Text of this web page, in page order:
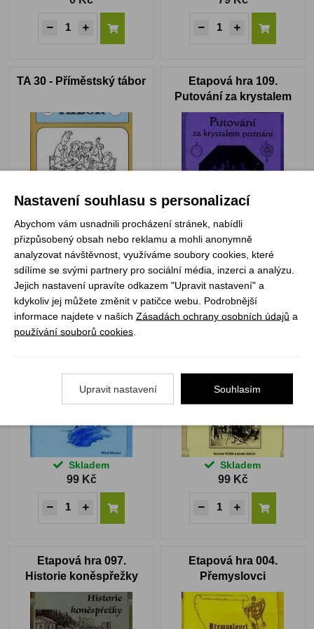
TA 30 - Příměstský tábor
Skladem
0 Kč
Etapová hra 109.
Putování za krystalem
poznání
Skladem
99 Kč
Etapová hra 108. Rytíři
polárních moří
Skladem
99 Kč
Etapová hra 043 - 044. U
Skladem
99 Kč
Etapová hra 097.
Historie koněspřežky
Etapová hra 004.
Přemyslovci
Nastavení souhlasu s personalizací
Abychom vám usnadnili procházení stránek, nabídli
přizpůsobený obsah nebo reklamu a mohli anonymně
analyzovat návštěvnost, využíváme soubory cookies, které
sdílíme se svými partnery pro sociální média, inzerci a analýzu.
Jejich nastavení upravíte odkazem "Upravit nastavení" a
kdykoliv jej můžete změnit v patičce webu. Podrobnější
informace najdete v našich Zásadách ochrany osobních údajů a
používání souborů cookies
Upravit nastavení Souhlasím